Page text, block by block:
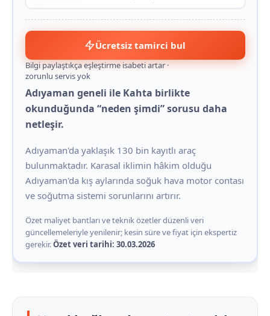
Ücretsiz tamirci bul
Bilgi paylaştıkça eşleştirme isabeti artar ·
zorunlu servis yok
Adıyaman geneli ile Kahta birlikte
okunduğunda “neden şimdi” sorusu daha
netleşir.
Adıyaman'da yaklaşık 130 bin kayıtlı araç
bulunmaktadır. Karasal iklimin hâkim olduğu
Adıyaman'da kış aylarında soğuk hava motor contası
ve soğutma sistemi sorunlarını artırır.
Özet maliyet bantları ve teknik özetler düzenli veri
güncellemeleriyle yenilenir; kesin süre ve fiyat için ekspertiz
gerekir.Özet veri tarihi: 30.03.2026